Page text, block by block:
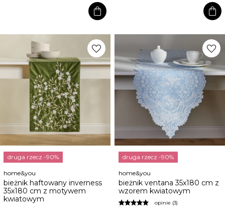
shopping_bag shopping_bag
favorite
druga rzecz -90%
home&you
bieżnik haftowany inverness
35x180 cm z motywem
kwiatowym
favorite
druga rzecz -90%
home&you
bieżnik ventana 35x180 cm z
wzorem kwiatowym
opinie (3)